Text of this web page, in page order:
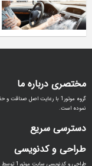
مختصری درباره ما
نموده است.
دسترسی سریع
طراحی و کدنویسی
طراحی